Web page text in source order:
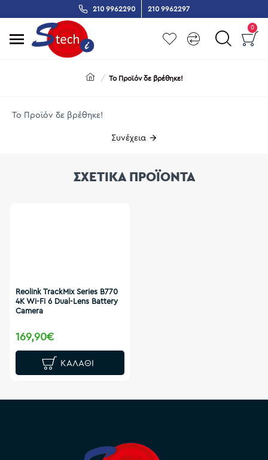
210 9962290 210 9962297
0
Το Προϊόν δε βρέθηκε!
Το Προϊόν δε βρέθηκε!
Συνέχεια
ΣΧΕΤΙΚΑ ΠΡΟΪΟΝΤΑ
Reolink TrackMix Series B770
4K Wi-Fi 6 Dual-Lens Battery
Camera
169,90€
ΚΑΛΆΘΙ